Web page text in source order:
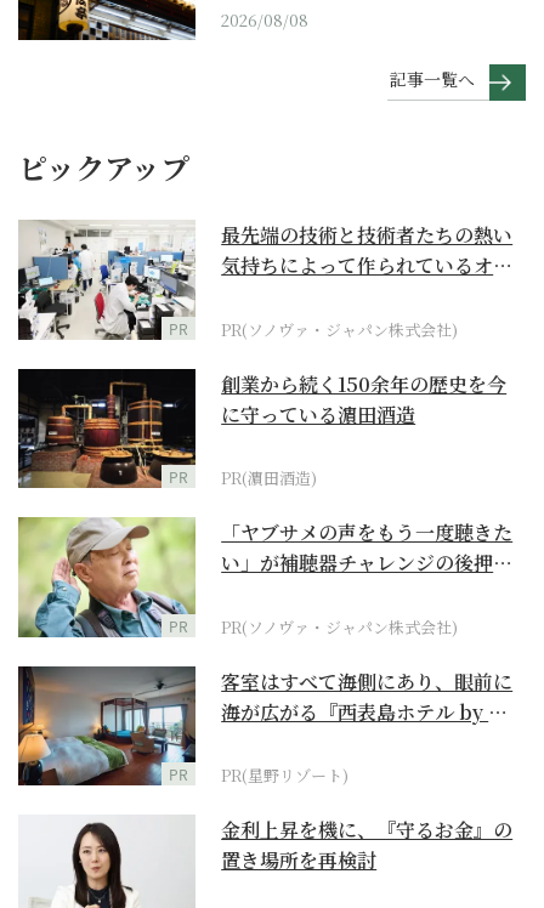
2026/08/08
記事一覧へ
ピックアップ
PR
最先端の技術と技術者たちの熱い
気持ちによって作られているオー
PR(ソノヴァ・ジャパン株式会社)
PR
創業から続く150余年の歴史を今
に守っている濵田酒造
PR(濵田酒造)
PR
「ヤブサメの声をもう一度聴きた
い」が補聴器チャレンジの後押し
PR(ソノヴァ・ジャパン株式会社)
PR
客室はすべて海側にあり、眼前に
海が広がる『西表島ホテル by 星
PR(星野リゾート)
金利上昇を機に、『守るお金』の
置き場所を再検討